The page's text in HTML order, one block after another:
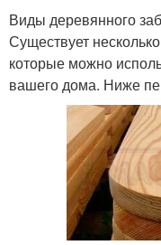
Виды деревянного
Существует
которые можно
вашего дома. Ниже